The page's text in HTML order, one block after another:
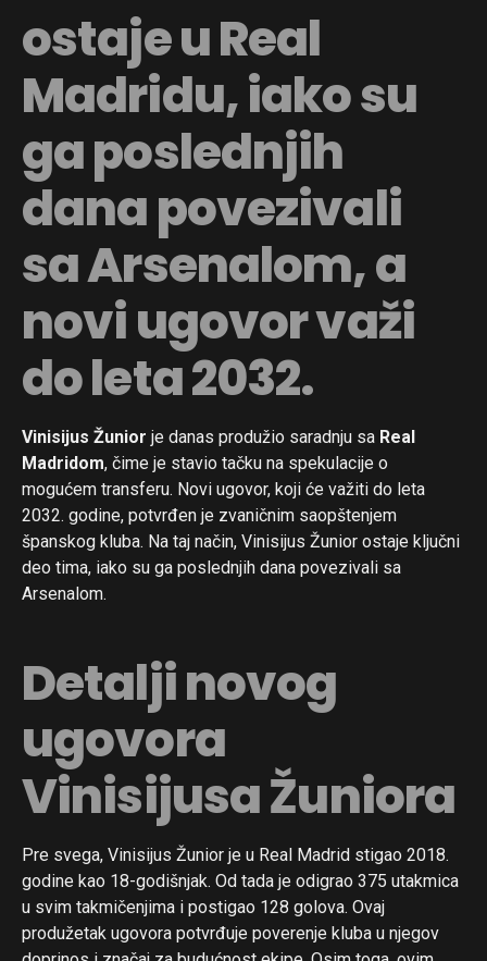
ostaje u Real
Madridu, iako su
ga poslednjih
dana povezivali
sa Arsenalom, a
novi ugovor važi
do leta 2032.
Vinisijus Žunior je danas produžio saradnju sa Real
Madridom, čime je stavio tačku na spekulacije o
mogućem transferu. Novi ugovor, koji će važiti do leta
2032. godine, potvrđen je zvaničnim saopštenjem
španskog kluba. Na taj način, Vinisijus Žunior ostaje ključni
deo tima, iako su ga poslednjih dana povezivali sa
Arsenalom.
Detalji novog
ugovora
Vinisijusa Žuniora
Pre svega, Vinisijus Žunior je u Real Madrid stigao 2018.
godine kao 18-godišnjak. Od tada je odigrao 375 utakmica
u svim takmičenjima i postigao 128 golova. Ovaj
produžetak ugovora potvrđuje poverenje kluba u njegov